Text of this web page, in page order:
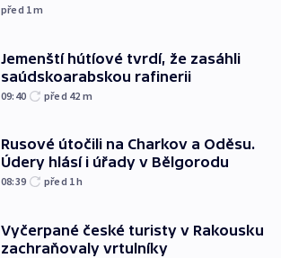
před 1m
Jemenští hútíové tvrdí, že zasáhli
saúdskoarabskou rafinerii
09:40 před 42 m
Rusové útočili na Charkov a Oděsu.
Údery hlásí i úřady v Bělgorodu
08:39 před 1h
Vyčerpané české turisty v Rakousku
zachraňovaly vrtulníky